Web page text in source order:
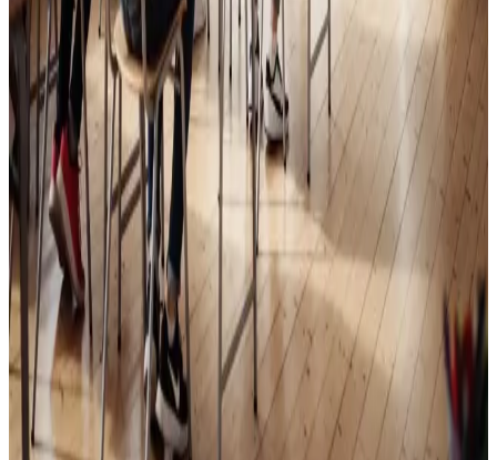
Skoleventilation
Frisk luft og bedre koncentration i skoler og institutioner
i Korsør.
Læs mere